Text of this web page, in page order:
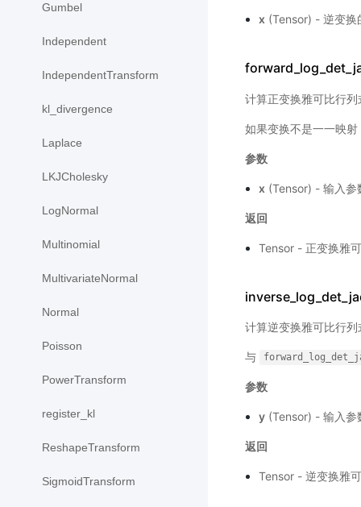
Gumbel
Independent
IndependentTransform
kl_divergence
Laplace
LKJCholesky
LogNormal
Multinomial
MultivariateNormal
Normal
Poisson
PowerTransform
register_kl
ReshapeTransform
SigmoidTransform
x(Tensor) - 逆变换
计算正变换雅可比行
如果变换不是一一映
参数
x (Tensor) - 输入参
返回
Tensor - 正变换雅
计算逆变换雅可比行
与
参数
y(Tensor) - 输入参
返回
Tensor - 逆变换雅